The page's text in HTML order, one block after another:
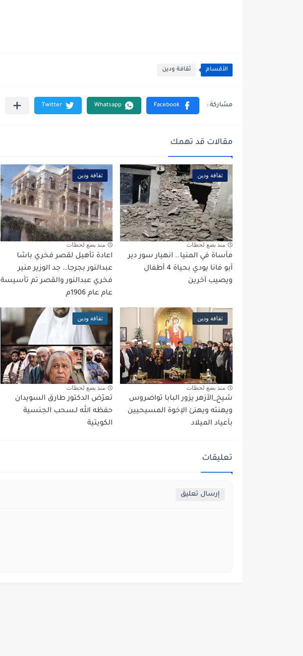
الأقسام ثقافة ودين
مقالات قد تهمك
ثقافة ودين
منذ بضع لحظات
مأساة في المنيا.. انهيار سور دير
أبو فانا يودي بحياة 4 أطفال
ويصيب آخرين
ثقافة ودين
منذ بضع لحظات
اعادة تأهيل لقصر فخري باشا
عبدالنور بجرجا… جد الوزير منير
فخري عبدالنور والقصر تم تأسيسة
عام عام 1906م
ثقافة ودين
منذ بضع لحظات
شيخ_الأزهر يزور البابا تواضروس
ويهنئه ويهنئ الإخوة المسيحيين
بأعياد الميلاد
ثقافة ودين
منذ بضع لحظات
تعرّض الدكتور طارق السويدان
حفظه الله لـسحب الجنسية
الكويتية
تعليقات
إرسال تعليق